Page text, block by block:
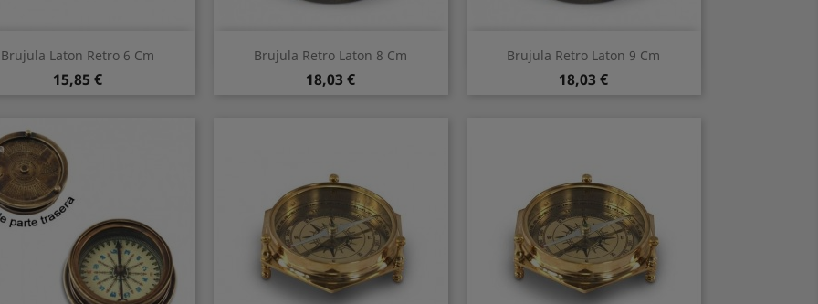
Brujula Laton Retro 6 Cm
Preis
15,85 €
 Vorschau Brujula Retro Laton 8 Cm
Preis
18,03 €
Vorschau Brujula Retro Laton 9 Cm
Preis
18,03 €
Vorschau